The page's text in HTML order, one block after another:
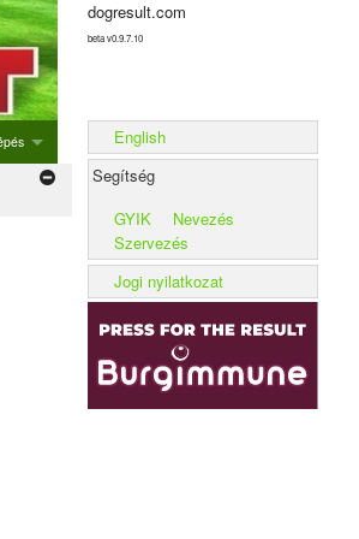
dogresult.com
beta v0.9.7.10
hozzáadása
English
Segítség
GYIK
Nevezés
Szervezés
Jogi nyilatkozat